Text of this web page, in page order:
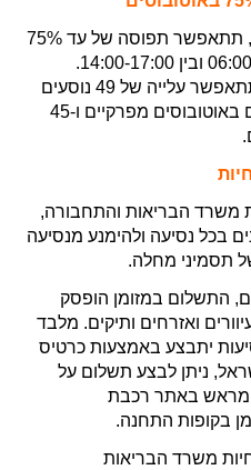
על פי הנחיית משרד התחבורה, תתאפשר תפוסה של עד 75%
באוטובוסים בין השעות 06:00-09:30 ובין 14:00-17:00.
המשמעות היא שבשעות אלו, תתאפשר עלייה של 49 נוסעים
לאוטובוסים עירוניים, 75 נוסעים באוטובוסים מפרקיים ו-45
משרד הבריאות והתחבורה,
בכל נסיעה ולהימנע מנסיעה
תסמיני מחלה.
התשלום במזומן הופסק
ואזרחים ותיקים. מלבד
יתבצע באמצעות כרטיס
ניתן לבצע תשלום על
מראש באתר רכבת
בקופות התחנה.
משרד הבריאות